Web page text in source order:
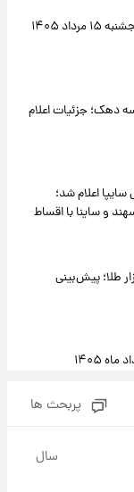
۱۴۰۵
دهک؛ جزئیات اعلام
اعلام شد؛
و ساینا با اقساط
طلا؛ پیش‌بینی
پربحث ها
سال